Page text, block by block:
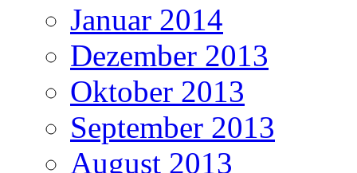
Januar 2014
Dezember 2013
Oktober 2013
September 2013
August 2013